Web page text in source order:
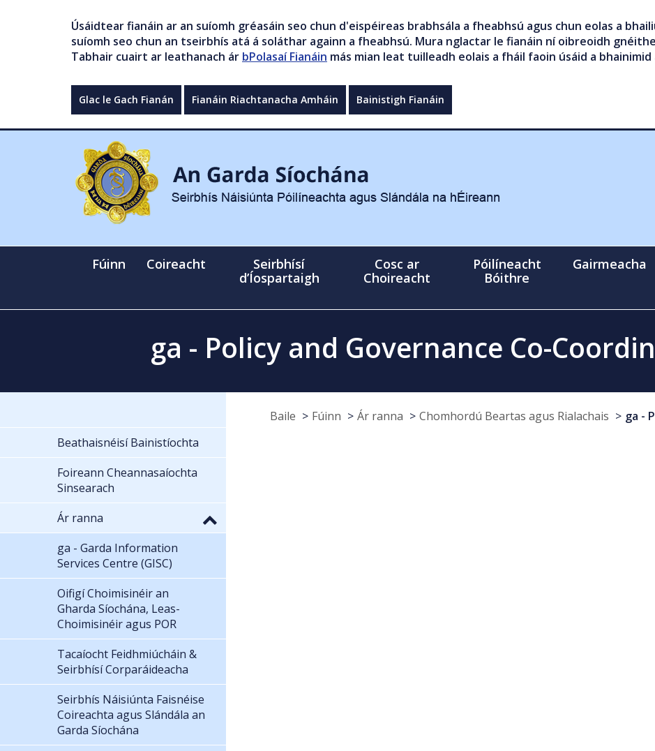
Úsáidtear fianáin ar an suíomh gréasáin seo chun d'eispéireas brabhsála a fheabhsú agus chun eolas a
suíomh seo chun an tseirbhís atá á soláthar againn a fheabhsú. Mura nglactar le fianáin ní oibreoidh
Tabhair cuairt ar leathanach ár bPolasaí Fianáin más mian leat tuilleadh eolais a fháil faoin úsáid a bhainimid
Glac le Gach Fianán Fianáin Riachtanacha Amháin Bainistigh Fianáin
Fúinn Coireacht
Seirbhísí
d’Íospartaigh
Cosc ar
Choireacht
Póilíneacht
Bóithre
Gairmeacha
ga - Policy and Governance Co-
Baile Fúinn Ár ranna Chomhordú Beartas agus Rialachais
ga -
Beathaisnéisí Bainistíochta
Foireann Cheannasaíochta
Sinsearach
Ár ranna
ga - Garda Information
Services Centre (GISC)
Oifigí Choimisinéir an
Gharda Síochána, Leas-
Choimisinéir agus POR
Tacaíocht Feidhmiúcháin &
Seirbhísí Corparáideacha
Seirbhís Náisiúnta Faisnéise
Coireachta agus Slándála an
Garda Síochána